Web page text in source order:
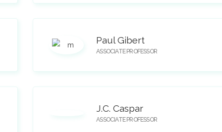
Paul Gibert
ASSOCIATE PROFESSOR
J.C. Caspar
ASSOCIATE PROFESSOR